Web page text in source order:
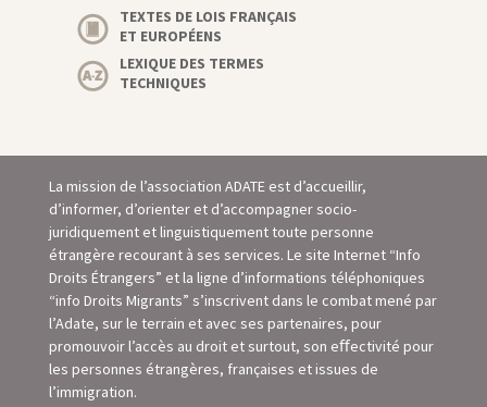
TEXTES DE LOIS FRANÇAIS
ET EUROPÉENS
LEXIQUE DES TERMES
TECHNIQUES
La mission de l’association ADATE est d’accueillir,
d’informer, d’orienter et d’accompagner socio-
juridiquement et linguistiquement toute personne
étrangère recourant à ses services. Le site Internet “Info
Droits Étrangers” et la ligne d’informations téléphoniques
“info Droits Migrants” s’inscrivent dans le combat mené par
l’Adate, sur le terrain et avec ses partenaires, pour
promouvoir l’accès au droit et surtout, son eﬀectivité pour
les personnes étrangères, françaises et issues de
l’immigration.